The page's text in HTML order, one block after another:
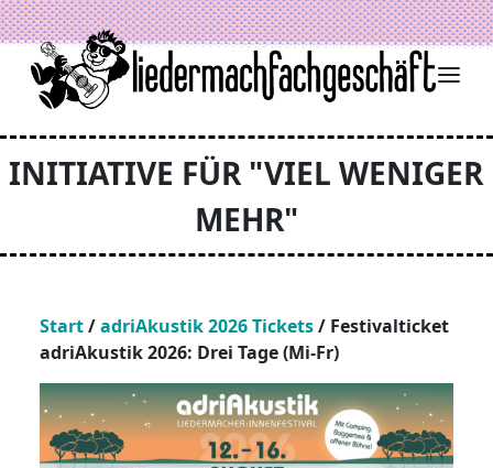
Zum Inhalt springen
INITIATIVE FÜR "VIEL WENIGER
MEHR"
Start/adriAkustik 2026 Tickets/ Festivalticket
adriAkustik 2026: Drei Tage (Mi-Fr)